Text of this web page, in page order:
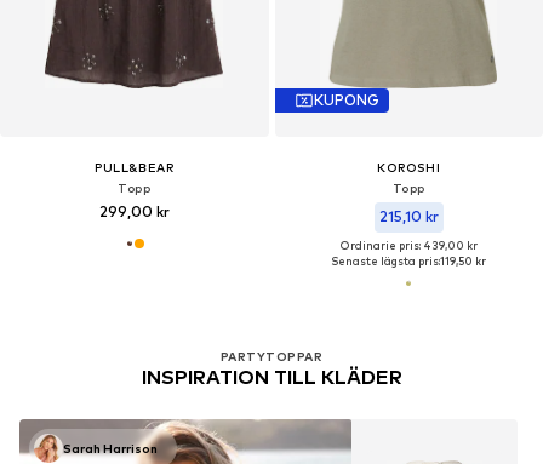
PULL&BEAR
Topp
299,00 kr
PARTYTOPPAR
INSPIRATION TILL KLÄDER
Sarah Harrison
KUPONG
KOROSHI
Topp
215,10 kr
Ordinarie pris: 439,00 kr
Senaste lägsta pris:119,50 kr